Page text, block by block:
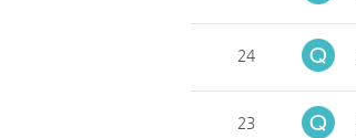
24
23